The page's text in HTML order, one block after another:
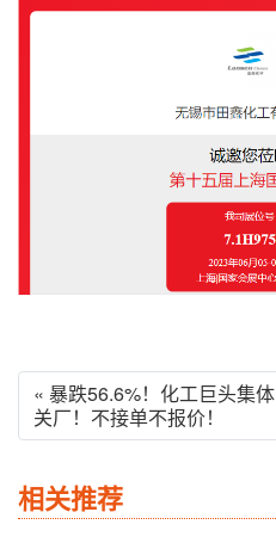
« 暴跌56.6%！化工巨头集体
关厂！不接单不报价！
相关推荐